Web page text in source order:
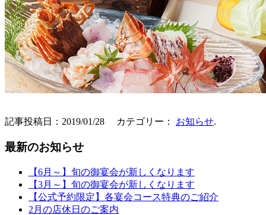
記事投稿日：2019/01/28 カテゴリー： お知らせ.
最新のお知らせ
【6月～】旬の御宴会が新しくなります
【3月～】旬の御宴会が新しくなります
【公式予約限定】各宴会コース特典のご紹介
2月の店休日のご案内